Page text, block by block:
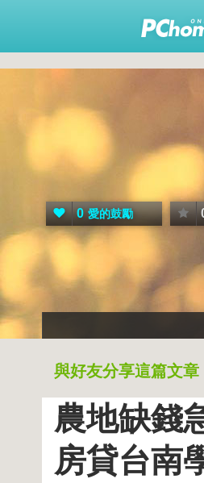
0 愛的鼓勵
與好友分享這篇文章
農地缺錢
房貸台南